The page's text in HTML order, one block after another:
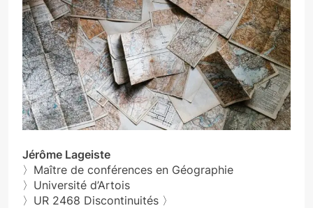
Jérôme Lageiste
〉Maître de conférences en Géographie
〉Université d’Artois
〉UR 2468 Discontinuités 〉